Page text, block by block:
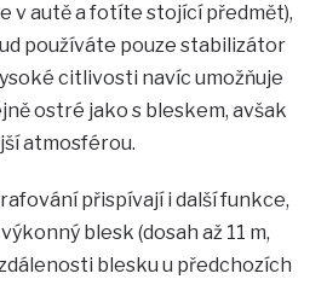
v autě a fotíte stojící předmět),
používáte pouze stabilizátor
citlivosti navíc umožňuje
ostré jako s bleskem, avšak
atmosférou.
přispívají i další funkce,
blesk (dosah až 11 m,
blesku u předchozích